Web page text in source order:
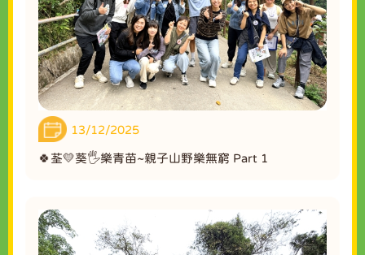
13/12/2025
🍀荃💛葵🖐️樂青苗~親子山野樂無窮 Part 1